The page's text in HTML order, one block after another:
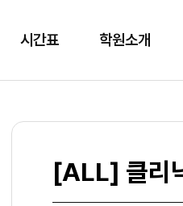
시간표 학원소개
[ALL] 클리